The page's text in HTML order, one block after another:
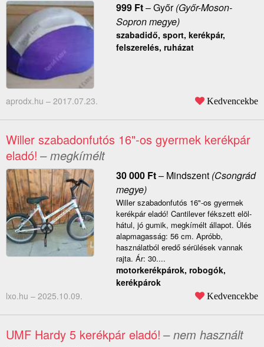
999 Ft–Győr(Győr-Moson-
Sopron megye)
szabadidő, sport, kerékpár,
felszerelés, ruházat
aprodx.hu – 2017.07.23. Kedvencekbe
Willer szabadonfutós 16"-os gyermek kerékpár
eladó! – megkímélt
30 000 Ft– Mindszent(Csongrád
megye)
Willer szabadonfutós 16"-os gyermek
kerékpár eladó! Cantilever fékszett elöl-
hátul, jó gumik, megkímélt állapot. Ülés
alapmagasság: 56 cm. Apróbb,
használatból eredő sérülések vannak
rajta. Ár: 30....
motorkerékpárok, robogók,
kerékpárok
lxo.hu – 2025.10.09. Kedvencekbe
UMF Hardy 5 kerékpár eladó! – nem használt